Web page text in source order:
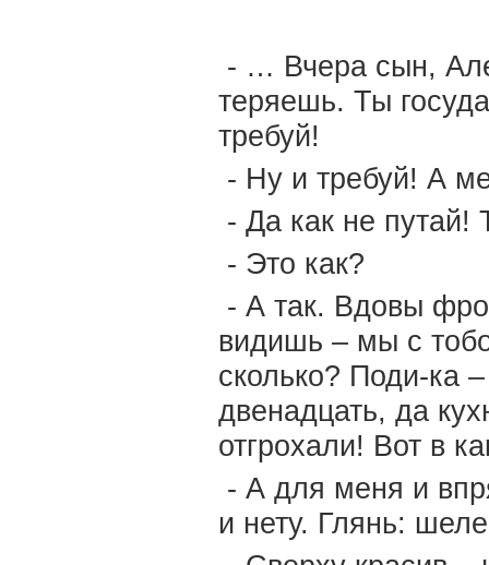
- … Вчера сын,
теряешь. Ты
требуй!
- Ну и требуй! А
- Да как не
- Это как?
- А так. Вдовы
видишь – мы с
сколько? Поди-ка
двенадцать, да
отгрохали! Вот в
- А для меня и
и нету. Глянь: